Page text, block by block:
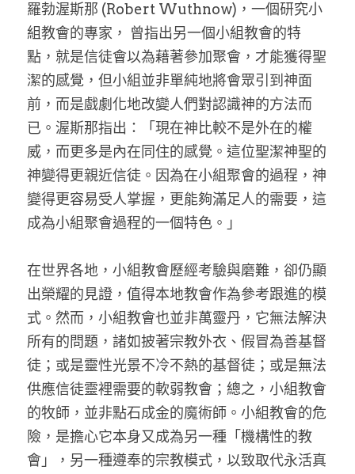
羅勃渥斯那 (Robert Wuthnow)，一個研究小
組教會的專家， 曾指出另一個小組教會的特
點，就是信徒會以為藉著參加聚會，才能獲得聖
潔的感覺，但小組並非單純地將會眾引到神面
前，而是戲劇化地改變人們對認識神的方法而
已。渥斯那指出：「現在神比較不是外在的權
威，而更多是內在同住的感覺。這位聖潔神聖的
神變得更親近信徒。因為在小組聚會的過程，神
變得更容易受人掌握，更能夠滿足人的需要，這
成為小組聚會過程的一個特色。」
在世界各地，小組教會歷經考驗與磨難，卻仍顯
出榮耀的見證，值得本地教會作為參考跟進的模
式。然而，小組教會也並非萬靈丹，它無法解決
所有的問題，諸如披著宗教外衣、假冒為善基督
徒；或是靈性光景不冷不熱的基督徒；或是無法
供應信徒靈裡需要的軟弱教會；總之，小組教會
的牧師，並非點石成金的魔術師。小組教會的危
險，是擔心它本身又成為另一種「機構性的教
會」，另一種遵奉的宗教模式，以致取代永活真